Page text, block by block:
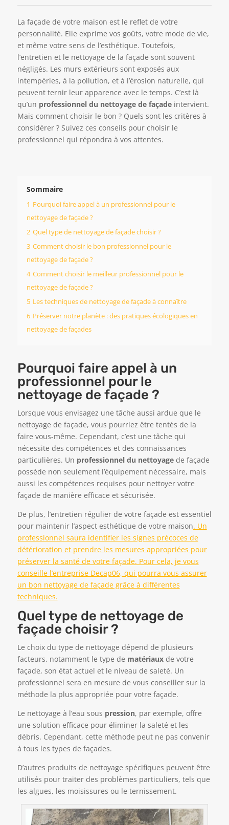
La façade de votre maison est le reflet de votre
personnalité. Elle exprime vos goûts, votre mode de vie,
et même votre sens de l’esthétique. Toutefois,
l’entretien et le nettoyage de la façade sont souvent
négligés. Les murs extérieurs sont exposés aux
intempéries, à la pollution, et à l’érosion naturelle, qui
peuvent ternir leur apparence avec le temps. C’est là
qu’un professionnel du nettoyage de façadeintervient.
Mais comment choisir le bon ? Quels sont les critères à
considérer ? Suivez ces conseils pour choisir le
professionnel qui répondra à vos attentes.
Sommaire
1 Pourquoi faire appel à un professionnel pour le
nettoyage de façade ?
2 Quel type de nettoyage de façade choisir ?
3 Comment choisir le bon professionnel pour le
nettoyage de façade ?
4 Comment choisir le meilleur professionnel pour le
nettoyage de façade ?
5 Les techniques de nettoyage de façade à connaître
6 Préserver notre planète : des pratiques écologiques en
nettoyage de façades
Pourquoi faire appel à un
professionnel pour le
nettoyage de façade ?
Lorsque vous envisagez une tâche aussi ardue que le
nettoyage de façade, vous pourriez être tentés de la
faire vous-même. Cependant, c’est une tâche qui
nécessite des compétences et des connaissances
particulières. Un professionnel du nettoyagede façade
possède non seulement l’équipement nécessaire, mais
aussi les compétences requises pour nettoyer votre
façade de manière efficace et sécurisée.
De plus, l’entretien régulier de votre façade est essentiel
pour maintenir l’aspect esthétique de votre maison. Un
professionnel saura identifier les signes précoces de
détérioration et prendre les mesures appropriées pour
préserver la santé de votre façade. Pour cela, je vous
conseille l’entreprise Decap06, qui pourra vous assurer
un bon nettoyage de façade grâce à différentes
techniques.
Quel type de nettoyage de
façade choisir ?
Le choix du type de nettoyage dépend de plusieurs
facteurs, notamment le type de matériauxde votre
façade, son état actuel et le niveau de saleté. Un
professionnel sera en mesure de vous conseiller sur la
méthode la plus appropriée pour votre façade.
Le nettoyage à l’eau sous pression, par exemple, offre
une solution efficace pour éliminer la saleté et les
débris. Cependant, cette méthode peut ne pas convenir
à tous les types de façades.
D’autres produits de nettoyage spécifiques peuvent être
utilisés pour traiter des problèmes particuliers, tels que
les algues, les moisissures ou le ternissement.